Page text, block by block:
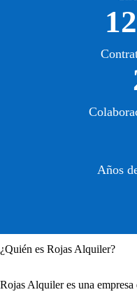
Años
¿Quién es Rojas Alquiler?
Rojas Alquiler es una